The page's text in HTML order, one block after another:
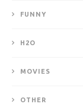
FUNNY
H2O
MOVIES
OTHER